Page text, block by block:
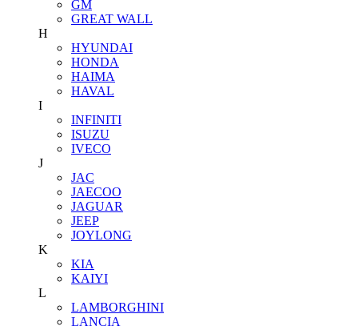
GM
GREAT WALL
H
HYUNDAI
HONDA
HAIMA
HAVAL
I
INFINITI
ISUZU
IVECO
J
JAC
JAECOO
JAGUAR
JEEP
JOYLONG
K
KIA
KAIYI
L
LAMBORGHINI
LANCIA